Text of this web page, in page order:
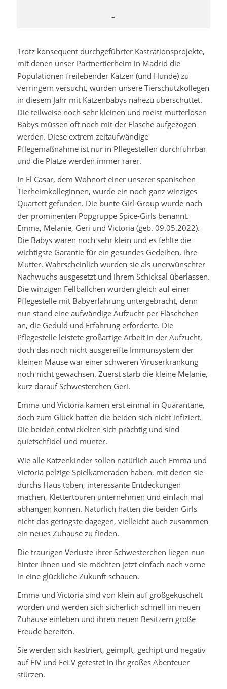
–
Trotz konsequent durchgeführter Kastrationsprojekte,
mit denen unser Partnertierheim in Madrid die
Populationen freilebender Katzen (und Hunde) zu
verringern versucht, wurden unsere Tierschutzkollegen
in diesem Jahr mit Katzenbabys nahezu überschüttet.
Die teilweise noch sehr kleinen und meist mutterlosen
Babys müssen oft noch mit der Flasche aufgezogen
werden. Diese extrem zeitaufwändige
Pflegemaßnahme ist nur in Pflegestellen durchführbar
und die Plätze werden immer rarer.
In El Casar, dem Wohnort einer unserer spanischen
Tierheimkolleginnen, wurde ein noch ganz winziges
Quartett gefunden. Die bunte Girl-Group wurde nach
der prominenten Popgruppe Spice-Girls benannt.
Emma, Melanie, Geri und Victoria (geb. 09.05.2022).
Die Babys waren noch sehr klein und es fehlte die
wichtigste Garantie für ein gesundes Gedeihen, ihre
Mutter. Wahrscheinlich wurden sie als unerwünschter
Nachwuchs ausgesetzt und ihrem Schicksal überlassen.
Die winzigen Fellbällchen wurden gleich auf einer
Pflegestelle mit Babyerfahrung untergebracht, denn
nun stand eine aufwändige Aufzucht per Fläschchen
an, die Geduld und Erfahrung erforderte. Die
Pflegestelle leistete großartige Arbeit in der Aufzucht,
doch das noch nicht ausgereifte Immunsystem der
kleinen Mäuse war einer schweren Viruserkrankung
noch nicht gewachsen. Zuerst starb die kleine Melanie,
kurz darauf Schwesterchen Geri.
Emma und Victoria kamen erst einmal in Quarantäne,
doch zum Glück hatten die beiden sich nicht infiziert.
Die beiden entwickelten sich prächtig und sind
quietschfidel und munter.
Wie alle Katzenkinder sollen natürlich auch Emma und
Victoria pelzige Spielkameraden haben, mit denen sie
durchs Haus toben, interessante Entdeckungen
machen, Klettertouren unternehmen und einfach mal
abhängen können. Natürlich hätten die beiden Girls
nicht das geringste dagegen, vielleicht auch zusammen
ein neues Zuhause zu finden.
Die traurigen Verluste ihrer Schwesterchen liegen nun
hinter ihnen und sie möchten jetzt einfach nach vorne
in eine glückliche Zukunft schauen.
Emma und Victoria sind von klein auf großgekuschelt
worden und werden sich sicherlich schnell im neuen
Zuhause einleben und ihren neuen Besitzern große
Freude bereiten.
Sie werden sich kastriert, geimpft, gechipt und negativ
auf FIV und FeLV getestet in ihr großes Abenteuer
stürzen.